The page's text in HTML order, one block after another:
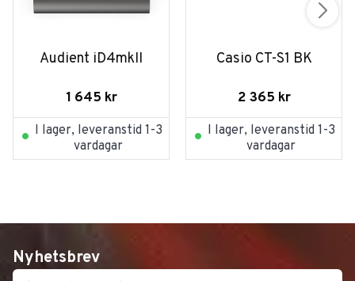
Audient iD4mkII
1 645 kr
I lager, leveranstid 1-3
vardagar
Casio CT-S1 BK
2 365 kr
I lager, leveranstid 1-3
vardagar
Nyhetsbrev